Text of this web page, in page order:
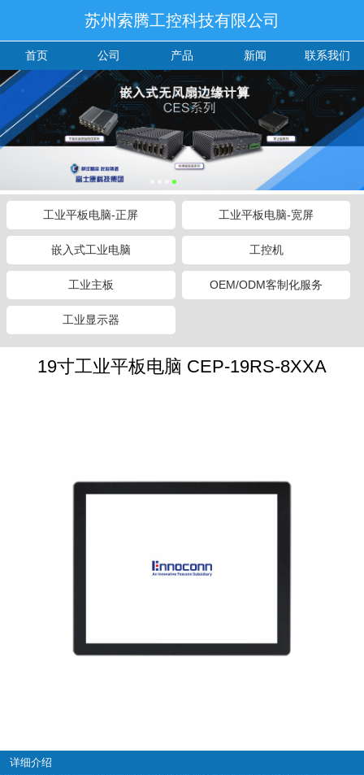
苏州索腾工控科技有限公司
首页 公司 产品 新闻 联系我们
工业平板电脑-正屏 工业平板电脑-宽屏
嵌入式工业电脑 工控机
工业主板 OEM/ODM客制化服务
工业显示器
19寸工业平板电脑 CEP-19RS-8XXA
详细介绍